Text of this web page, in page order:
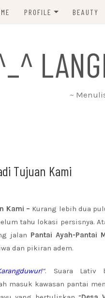
PROFILE
DISCLAIMER
PRIVACY POLICY
BEAUTY
~
Tujuan Kami
Kami – Kurang lebih dua
tahu lokasi persisnya.
jalan Pantai Ayah-Pantai
dan pikiran adem.
“. Suara Lativ
masuk kawasan pantai